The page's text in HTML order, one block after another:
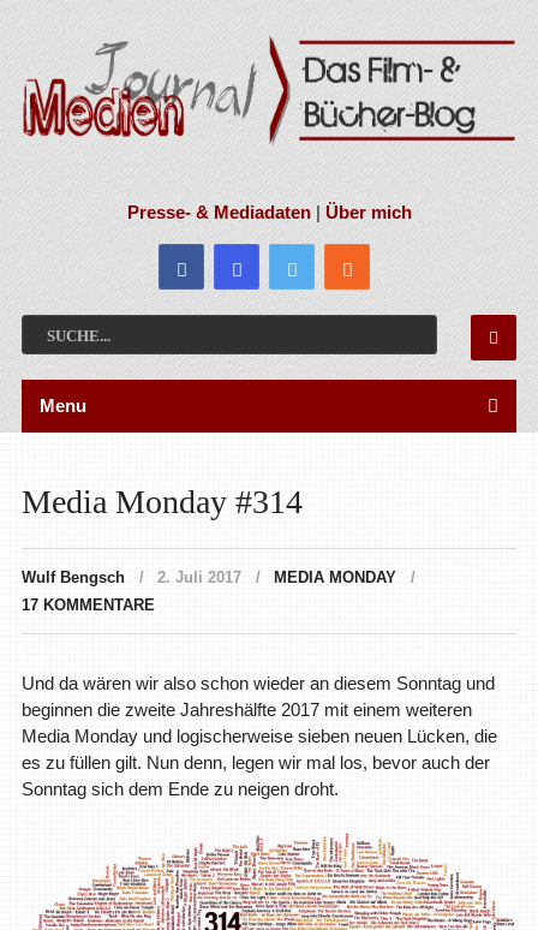
Presse- & Mediadaten|Über mich
Menu
Media Monday #314
Wulf Bengsch 2. Juli 2017
MEDIA MONDAY
17 KOMMENTARE
Und da wären wir also schon wieder an diesem Sonntag und
beginnen die zweite Jahreshälfte 2017 mit einem weiteren
Media Monday und logischerweise sieben neuen Lücken, die
es zu füllen gilt. Nun denn, legen wir mal los, bevor auch der
Sonntag sich dem Ende zu neigen droht.